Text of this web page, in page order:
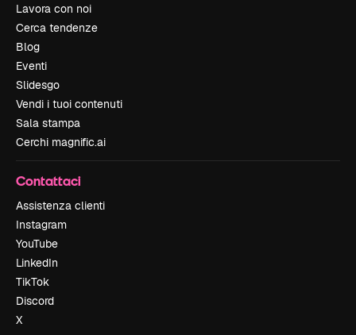
Lavora con noi
Cerca tendenze
Blog
Eventi
Slidesgo
Vendi i tuoi contenuti
Sala stampa
Cerchi magnific.ai
Contattaci
Assistenza clienti
Instagram
YouTube
LinkedIn
TikTok
Discord
X